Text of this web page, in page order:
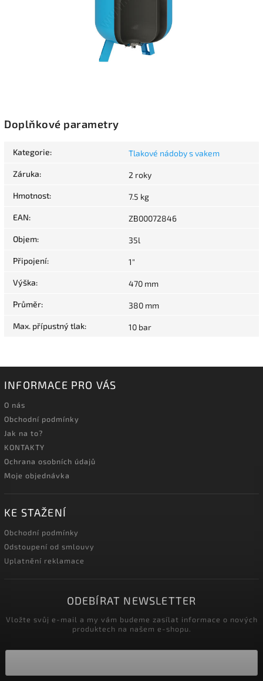
Doplňkové parametry
Kategorie: Tlakové nádoby s vakem
Záruka: 2 roky
Hmotnost: 7.5 kg
EAN: ZB00072846
Objem: 35l
Připojení: 1"
Výška: 470 mm
Průměr: 380 mm
Max. přípustný tlak: 10 bar
INFORMACE PRO VÁS
O nás
Obchodní podmínky
Jak na to?
KONTAKTY
Ochrana osobních údajů
Moje objednávka
KE STAŽENÍ
Obchodní podmínky
Odstoupení od smlouvy
Uplatnění reklamace
ODEBÍRAT NEWSLETTER
Vložte svůj e-mail a my vám budeme zasílat informace o nových
produktech na našem e-shopu.